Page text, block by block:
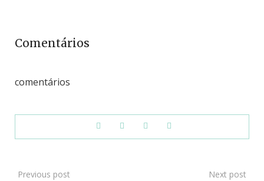
Comentários
comentários
Previous post Next post